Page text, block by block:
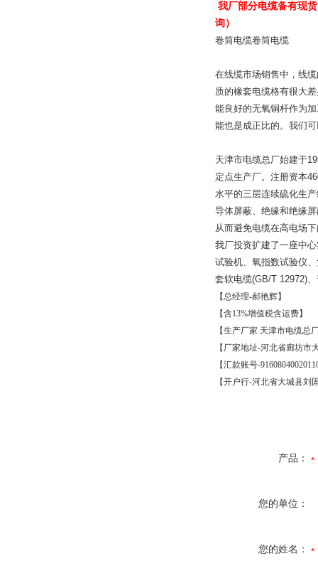
我厂部分电缆备有现
询）
卷筒电缆卷筒电缆
在线缆市场销售中，线
质的橡套电缆格有很大
能良好的无氧铜杆作为
能也是成正比的。我们
天津市电缆总厂始建于
定点生产厂。注册资本
水平的三层连续硫化生
导体屏蔽、绝缘和绝缘
从而避免电缆在高电场
我厂投资扩建了一座中
试验机、氧指数试验仪
套软电缆(GB/T 12972)
【总经理-郝艳辉】
【含13%增值税含运费】
【生产厂家 天津市电缆总
【厂家地址-河北省廊坊市
【汇款账号-
【开户行-河北省大城县刘
产品：
您的单位：
您的姓名：